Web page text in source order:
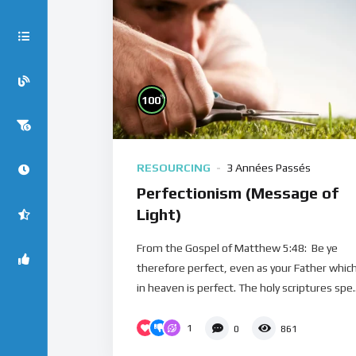
100%
RESOURCING 3 Années Passés
Perfectionism (Message of
Light)
From the Gospel of Matthew 5:48: Be ye
therefore perfect, even as your Father
in heaven is perfect. The holy scriptures
1 0 861